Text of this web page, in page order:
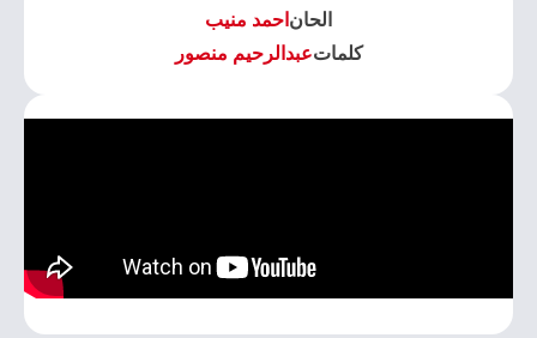
الحان احمد منيب
كلماتعبدالرحيم منصور